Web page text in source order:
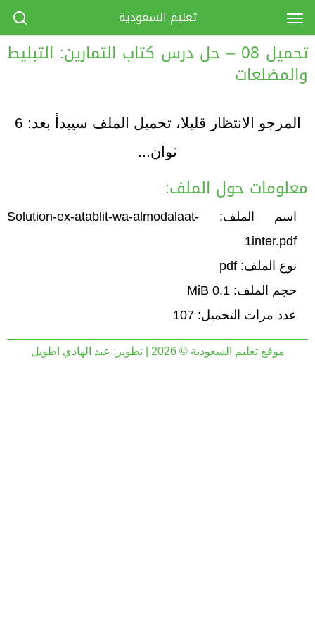
تحميل 08 – حل درس كتاب التمارين: التبليط
والمضلعات
المرجو الانتظار قليلا، تحميل الملف سيبدأ بعد: 6
ثوان...
معلومات حول الملف:
اسم الملف: Solution-ex-atablit-wa-almodalaat-
1inter.pdf
نوع الملف: pdf
حجم الملف: 0.1 MiB
عدد مرات التحميل: 107
موقع تعليم السعودية © 2026 | تطوير: عبد الهادي اطويل
تعليم السعودية